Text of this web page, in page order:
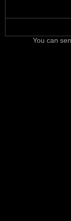
You can